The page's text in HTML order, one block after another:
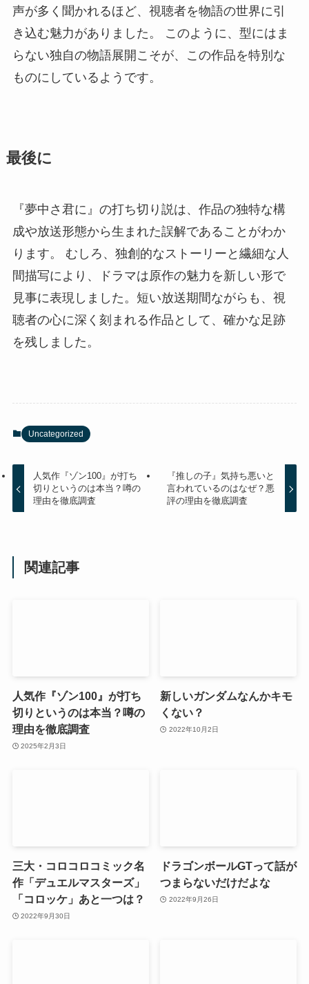
声が多く聞かれるほど、視聴者を物語の世界に引
き込む魅力がありました。 このように、型にはま
らない独自の物語展開こそが、この作品を特別な
ものにしているようです。
最後に
『夢中さ君に』の打ち切り説は、作品の独特な構
成や放送形態から生まれた誤解であることがわか
ります。 むしろ、独創的なストーリーと繊細な人
間描写により、ドラマは原作の魅力を新しい形で
見事に表現しました。短い放送期間ながらも、視
聴者の心に深く刻まれる作品として、確かな足跡
を残しました。
Uncategorized
人気作『ゾン100』が打ち
切りというのは本当？噂の
理由を徹底調査
『推しの子』気持ち悪いと
言われているのはなぜ？悪
評の理由を徹底調査
関連記事
人気作『ゾン100』が打ち
切りというのは本当？噂の
理由を徹底調査
2025年2月3日
新しいガンダムなんかキモ
くない？
2022年10月2日
三大・コロコロコミック名
作「デュエルマスターズ」
「コロッケ」あと一つは？
2022年9月30日
ドラゴンボールGTって話が
つまらないだけだよな
2022年9月26日